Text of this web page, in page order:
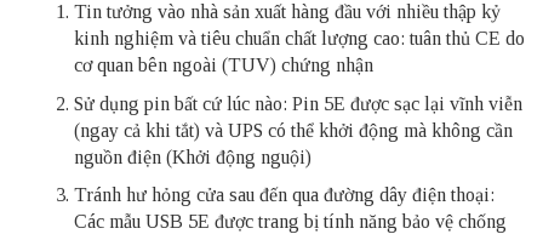
Tin tưởng vào nhà sản xuất hàng đầu với nhiều thập kỷ
kinh nghiệm và tiêu chuẩn chất lượng cao: tuân thủ CE do
cơ quan bên ngoài (TUV) chứng nhận
Sử dụng pin bất cứ lúc nào: Pin 5E được sạc lại vĩnh viễn
(ngay cả khi tắt) và UPS có thể khởi động mà không cần
nguồn điện (Khởi động nguội)
Tránh hư hỏng cửa sau đến qua đường dây điện thoại:
Các mẫu USB 5E được trang bị tính năng bảo vệ chống